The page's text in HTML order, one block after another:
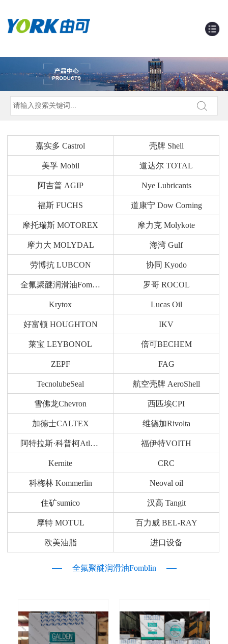
嘉实多 Castrol 壳牌 Shell
美孚 Mobil 道达尔 TOTAL
阿吉普 AGIP Nye Lubricants
福斯 FUCHS 道康宁 Dow Corning
摩托瑞斯 MOTOREX 摩力克 Molykote
摩力大 MOLYDAL 海湾 Gulf
劳博抗 LUBCON 协同 Kyodo
全氟聚醚润滑油Fomblin 罗哥 ROCOL
Krytox Lucas Oil
好富顿 HOUGHTON IKV
莱宝 LEYBONOL 倍可BECHEM
ZEPF FAG
TecnolubeSeal 航空壳牌 AeroShell
雪佛龙Chevron 西匹埃CPI
加德士CALTEX 维德加Rivolta
阿特拉斯·科普柯Atlas Copco 福伊特VOITH
Kernite CRC
科梅林 Kommerlin Neoval oil
住矿sumico 汉高 Tangit
摩特 MOTUL 百力威 BEL-RAY
欧美油脂 进口设备
全氟聚醚润滑油Fomblin